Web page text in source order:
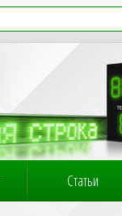
Статьи